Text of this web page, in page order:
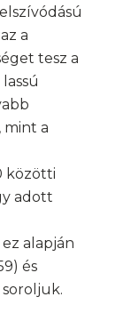
a
tesz a
mint a
közötti
adott
alapján
és